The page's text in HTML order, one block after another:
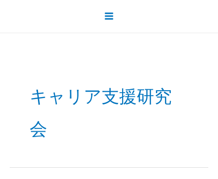
キャリア支援研究
会